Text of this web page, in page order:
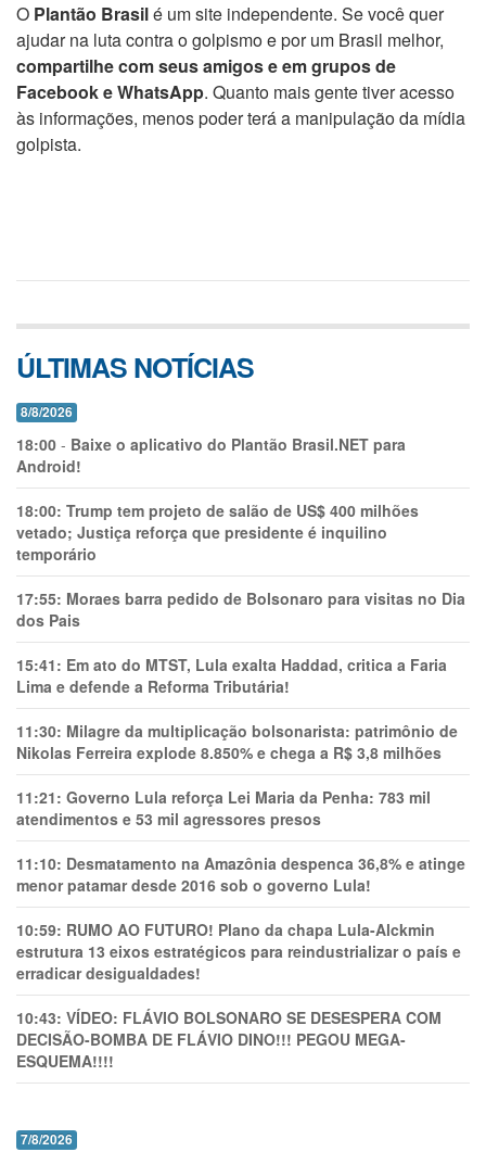
O Plantão Brasilé um site independente. Se você quer
ajudar na luta contra o golpismo e por um Brasil melhor,
compartilhe com seus amigos e em grupos de
Facebook e WhatsApp. Quanto mais gente tiver acesso
às informações, menos poder terá a manipulação da mídia
golpista.
ÚLTIMAS NOTÍCIAS
8/8/2026
18:00 - Baixe o aplicativo do Plantão Brasil.NET para
Android!
18:00: Trump tem projeto de salão de US$ 400 milhões
vetado; Justiça reforça que presidente é inquilino
temporário
17:55: Moraes barra pedido de Bolsonaro para visitas no Dia
dos Pais
15:41: Em ato do MTST, Lula exalta Haddad, critica a Faria
Lima e defende a Reforma Tributária!
11:30: Milagre da multiplicação bolsonarista: patrimônio de
Nikolas Ferreira explode 8.850% e chega a R$ 3,8 milhões
11:21: Governo Lula reforça Lei Maria da Penha: 783 mil
atendimentos e 53 mil agressores presos
11:10: Desmatamento na Amazônia despenca 36,8% e atinge
menor patamar desde 2016 sob o governo Lula!
10:59: RUMO AO FUTURO! Plano da chapa Lula-Alckmin
estrutura 13 eixos estratégicos para reindustrializar o país e
erradicar desigualdades!
10:43: VÍDEO: FLÁVIO BOLSONARO SE DESESPERA COM
DECISÃO-BOMBA DE FLÁVIO DINO!!! PEGOU MEGA-
ESQUEMA!!!!
7/8/2026